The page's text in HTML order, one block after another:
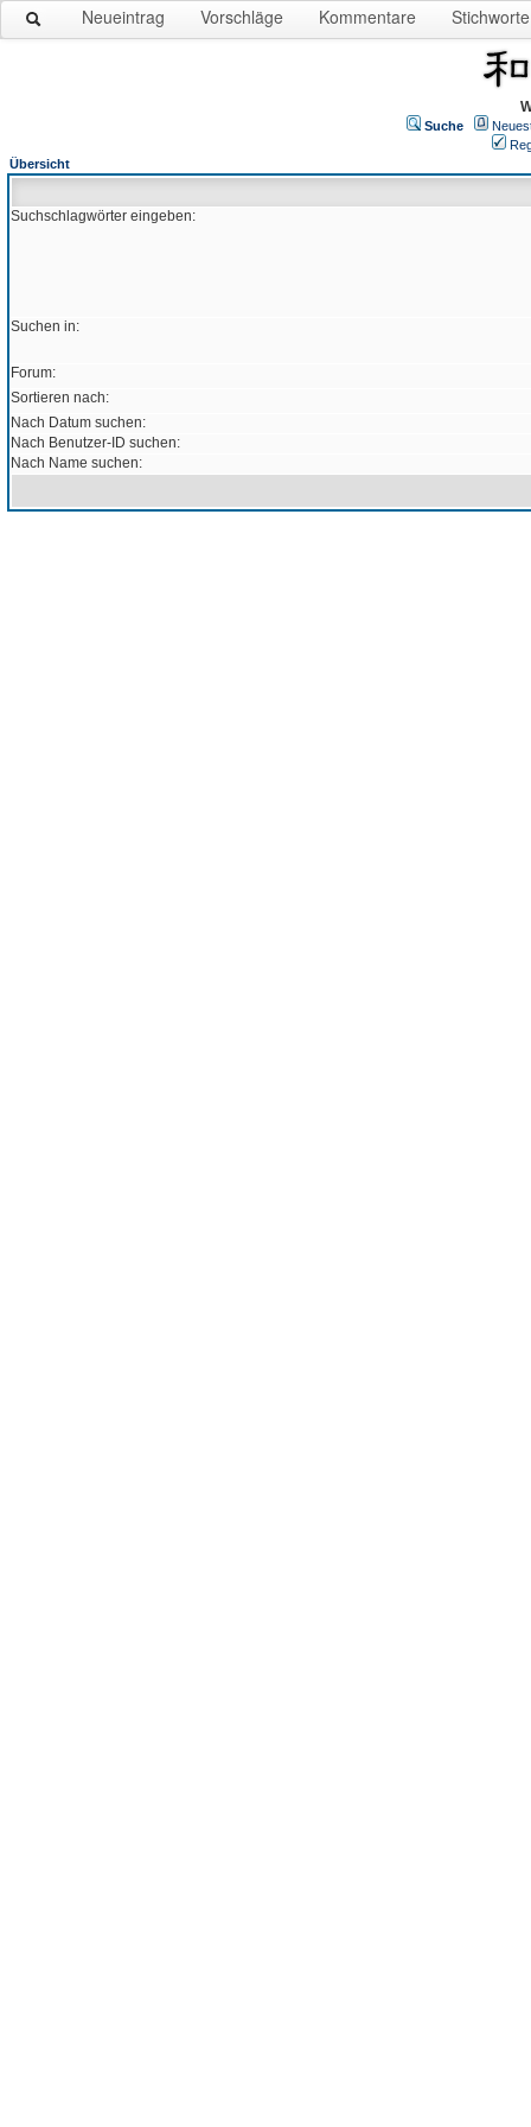
Neueintrag Vorschläge Kommentare Stichworte
Suche
Übersicht
Suchschlagwörter eingeben:
Suchen in:
Forum:
Sortieren nach:
Nach Datum suchen:
Nach Benutzer-ID suchen:
Nach Name suchen: